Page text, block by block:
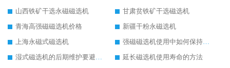
山西铁矿干选永磁磁选机
甘肃贫铁矿干选磁选机
青海高强磁磁选机价格
新疆干粉永磁选机
上海永磁式磁选机
强磁磁选机使用中如何保持其顺畅运行
湿式磁选机的后期维护要避开哪些坑
延长磁选机使用寿命的方法